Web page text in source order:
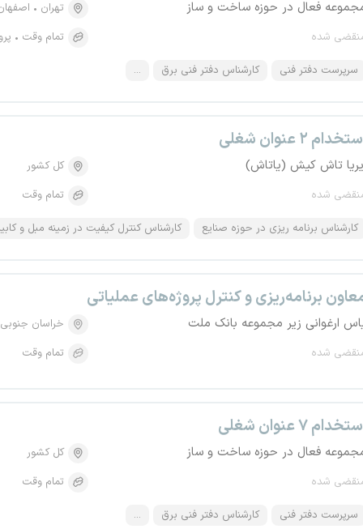
فعال در حوزه ساخت و ساز
شده
تهران
تمام وقت
سرپرست دفتر فنی کارشناس دفتر فنی برق ...
۲ عنوان شغلی
تاش کیش (یاتاش)
شده
کل کشور
تمام وقت
کارشناس برنامه ریزی در حوزه صنایع کارشناس کنترل کیفیت در زمینه مبل و
برنامه‌ریزی و کنترل پروژه‌های عملیاتی
ارغوانی زیر مجموعه بانک ملت
شده
خراسان جنوبی
تمام وقت
۷ عنوان شغلی
فعال در حوزه ساخت و ساز
شده
کل کشور
تمام وقت
سرپرست دفتر فنی کارشناس دفتر فنی برق ...